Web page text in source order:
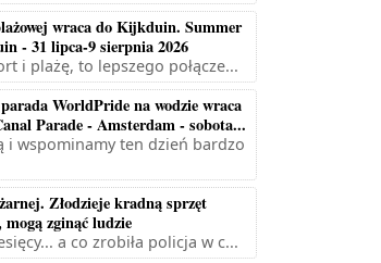
wraca do Kijkduin. Summer
- 31 lipca-9 sierpnia 2026
i plażę, to lepszego połącze...
WorldPride na wodzie wraca
Parade - Amsterdam - sobota...
i wspominamy ten dzień bardzo
Złodzieje kradną sprzęt
zginąć ludzie
a co zrobiła policja w c...